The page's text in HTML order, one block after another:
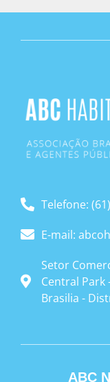
Telefone:
E-mail:
Setor
Central Park
Brasilia -
ABC